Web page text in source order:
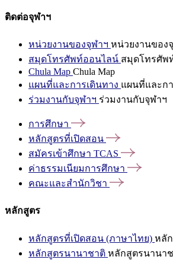
ติดต่อจุฬาฯ
หน่วยงานของจุฬาฯ หน่วยงานของ
สมุดโทรศัพท์ออนไลน์ สมุดโทรศัพ
Chula Map Chula Map
แผนที่และการเดินทาง แผนที่และก
ร่วมงานกับจุฬาฯ ร่วมงานกับจุฬาฯ
การศึกษา
หลักสูตรที่เปิดสอน
สมัครเข้าศึกษา TCAS
ค่าธรรมเนียมการศึกษา
คณะและสำนักวิชา
หลักสูตร
หลักสูตรที่เปิดสอน (ภาษาไทย) หลั
หลักสูตรนานาชาติ หลักสูตรนานา